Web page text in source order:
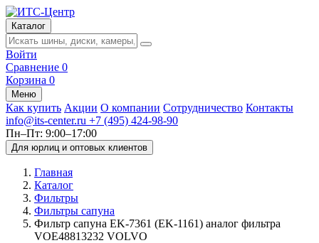
Каталог
Войти
Сравнение 0
Корзина 0
Меню
Как купить Акции О компании Сотрудничество Контакты
info@its-center.ru +7 (495) 424-98-90
Пн–Пт: 9:00–17:00
Для юрлиц и оптовых клиентов
Главная
Каталог
Фильтры
Фильтры сапуна
Фильтр сапуна EK-7361 (EK-1161) аналог фильтра
VOE48813232 VOLVO